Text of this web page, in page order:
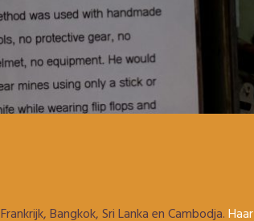
Bangkok, Sri Lanka en Cambodja.Haar